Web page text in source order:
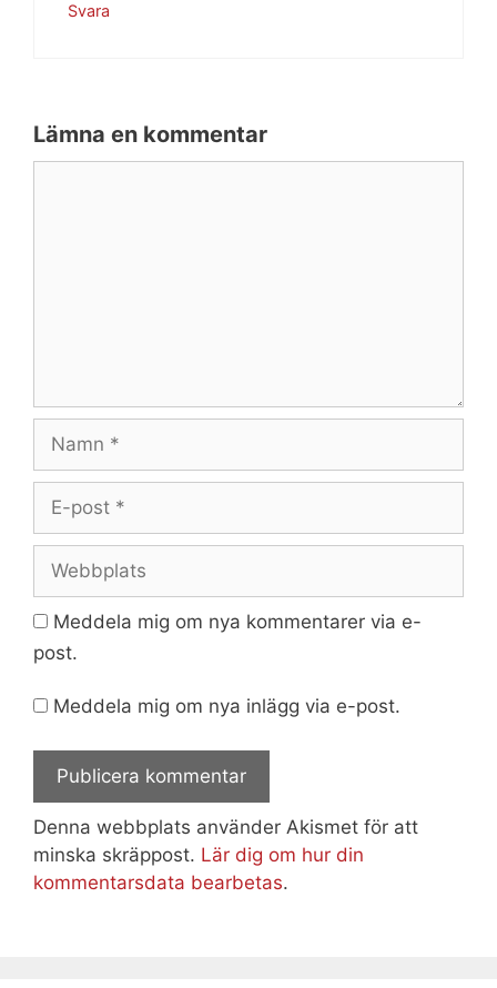
Svara
Lämna en kommentar
post
Meddela mig om nya kommentarer via e-
post.
Meddela mig om nya inlägg via e-post.
Denna webbplats använder Akismet för att
minska skräppost. Lär dig om hur din
kommentarsdata bearbetas.